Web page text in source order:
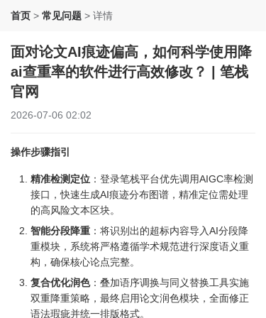
首页 > 常见问题 > 详情
面对论文AI痕迹偏高，如何科学使用降
ai查重率的软件进行高效修改？ | 笔栈
官网
2026-07-06 02:02
操作步骤指引
精准检测定位 ：登录笔栈平台优先调用AIGC率检测
接口，快速生成AI痕迹分布图谱，精准定位需处理
的高风险文本区块。
智能分段降重 ：将识别出的超标内容导入AI分段降
重模块，系统将严格遵循学术规范进行深度语义重
构，确保核心论点完整。
复合优化润色：叠加语序调换与同义替换工具实施
双重降重策略，最终启用论文润色模块，全面修正
语法瑕疵并统一排版格式。